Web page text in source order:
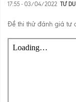
17:55 - 03/04/2022 TƯ
Đề thi thử đánh giá tư